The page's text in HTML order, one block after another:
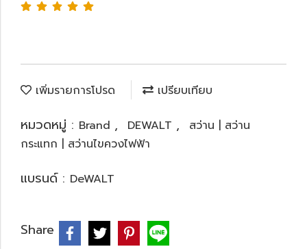
เพิ่มรายการโปรด เปรียบเทียบ
หมวดหมู่ : Brand , DEWALT ,
สว่าน | สว่าน
กระแทก | สว่านไขควงไฟฟ้า
แบรนด์ : DeWALT
Share